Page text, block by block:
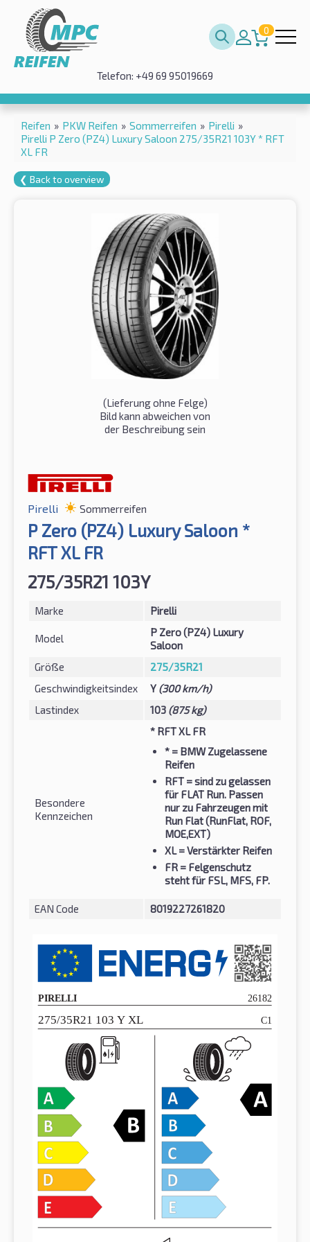
0
Telefon: +49 69 95019669
Reifen » PKW Reifen » Sommerreifen » Pirelli »
Pirelli P Zero (PZ4) Luxury Saloon 275/35R21 103Y * RFT
XL FR
❮ Back to overview
(Lieferung ohne Felge)
Bild kann abweichen von
der Beschreibung sein
Pirelli Sommerreifen
P Zero (PZ4) Luxury Saloon *
RFT XL FR
275/35R21 103Y
Marke Pirelli
Model
P Zero (PZ4) Luxury
Saloon
Größe
275/35R21
Geschwindigkeitsindex
Y (300 km/h)
Lastindex
103 (875 kg)
Besondere
Kennzeichen
* RFT XL FR
* = BMW Zugelassene
Reifen
RFT = sind zu gelassen
für FLAT Run. Passen
nur zu Fahrzeugen mit
Run Flat (RunFlat, ROF,
MOE,EXT)
XL= Verstärkter Reifen
FR = Felgenschutz
steht für FSL, MFS, FP.
EAN Code 8019227261820